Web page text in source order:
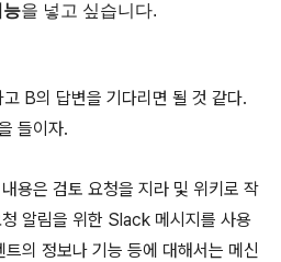
능을 넣고 싶습니다.
B의 답변을 기다리면 될 것 같다.
들이자.
용은 검토 요청을 지라 및 위키로 작
알림을 위한 Slack 메시지를 사용
의 정보나 기능 등에 대해서는 메신